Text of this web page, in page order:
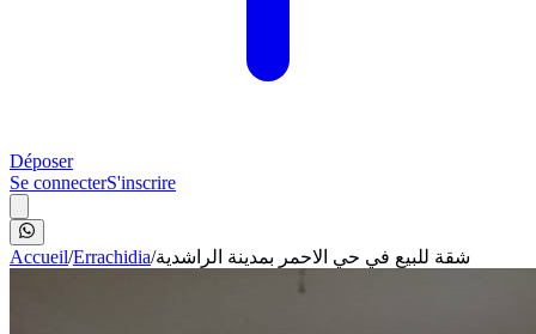
Déposer
Se connecterS'inscrire
Accueil/Errachidia/شقة للبيع في حي الاحمر بمدينة الراشدية